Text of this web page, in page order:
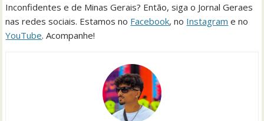
Inconfidentes e de Minas Gerais? Então, siga o Jornal Geraes
nas redes sociais. Estamos no Facebook, no Instagram e no
YouTube. Acompanhe!